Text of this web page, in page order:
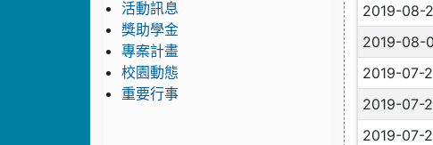
2019-08-
2019-
2019-07-
2019-07-
2019-07-
活動訊息
獎助學金
專案計畫
校園動態
重要行事